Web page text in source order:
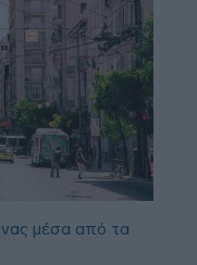
μέσα από τα